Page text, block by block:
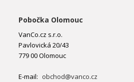
Pobočka Olomouc
VanCo.cz s.r.o.
Pavlovická 20/43
779 00 Olomouc
E-mail: obchod@vanco.cz